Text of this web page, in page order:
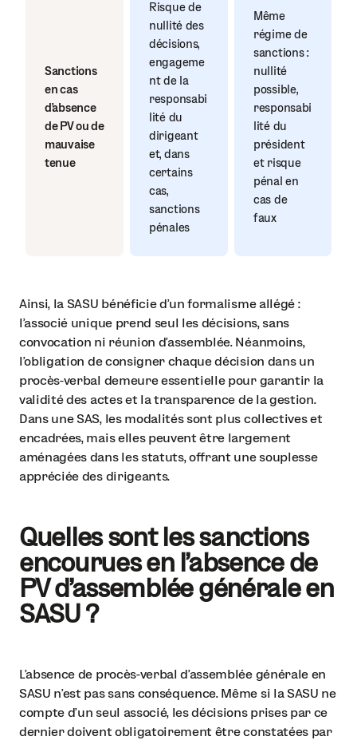
Sanctions
en cas
d’absence
de PV ou de
mauvaise
tenue
Risque de
nullité des
décisions,
engageme
nt de la
responsabi
lité du
dirigeant
et, dans
certains
cas,
sanctions
pénales
Même
régime de
sanctions :
nullité
possible,
responsabi
lité du
président
et risque
pénal en
cas de
faux
Ainsi, la SASU bénéficie d’un formalisme allégé :
l’associé unique prend seul les décisions, sans
convocation ni réunion d’assemblée. Néanmoins,
l’obligation de consigner chaque décision dans un
procès-verbal demeure essentielle pour garantir la
validité des actes et la transparence de la gestion.
Dans une SAS, les modalités sont plus collectives et
encadrées, mais elles peuvent être largement
aménagées dans les statuts, offrant une souplesse
appréciée des dirigeants.
Quelles sont les sanctions
encourues en l'absence de
PV d'assemblée générale en
SASU ?
L’absence de procès-verbal d’assemblée générale en
SASU n’est pas sans conséquence. Même si la SASU ne
compte d’un seul associé, les décisions prises par ce
dernier doivent obligatoirement être constatées par